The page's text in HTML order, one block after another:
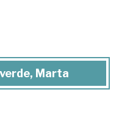
Marta